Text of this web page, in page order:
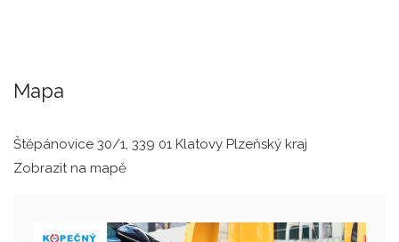
Mapa
Štěpánovice 30/1, 339 01 Klatovy Plzeňský kraj
Zobrazit na mapě